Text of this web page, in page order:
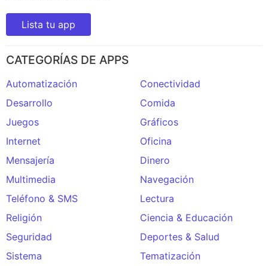
Lista tu app
CATEGORÍAS DE APPS
Automatización
Conectividad
Desarrollo
Comida
Juegos
Gráficos
Internet
Oficina
Mensajería
Dinero
Multimedia
Navegación
Teléfono & SMS
Lectura
Religión
Ciencia & Educación
Seguridad
Deportes & Salud
Sistema
Tematización